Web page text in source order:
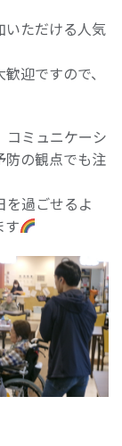
いただける人気
迎ですので、
コミュニケーシ
防の観点でも注
を過ごせるよ
す